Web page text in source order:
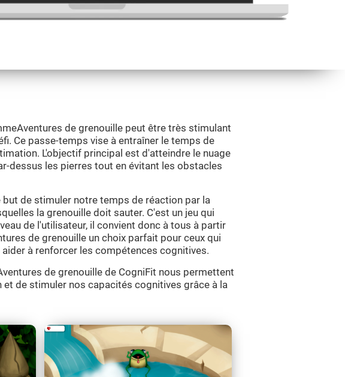
de grenouille peut être très stimulant
Ce passe-temps vise à entraîner le temps de
L'objectif principal est d'atteindre le nuage
dessus les pierres tout en évitant les obstacles
but de stimuler notre temps de réaction par la
la grenouille doit sauter. C'est un jeu qui
de l'utilisateur, il convient donc à tous à partir
de grenouille un choix parfait pour ceux qui
à renforcer les compétences cognitives.
de grenouille de CogniFit nous permettent
de stimuler nos capacités cognitives grâce à la